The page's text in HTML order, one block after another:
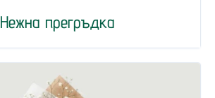
Нежна прегръдка